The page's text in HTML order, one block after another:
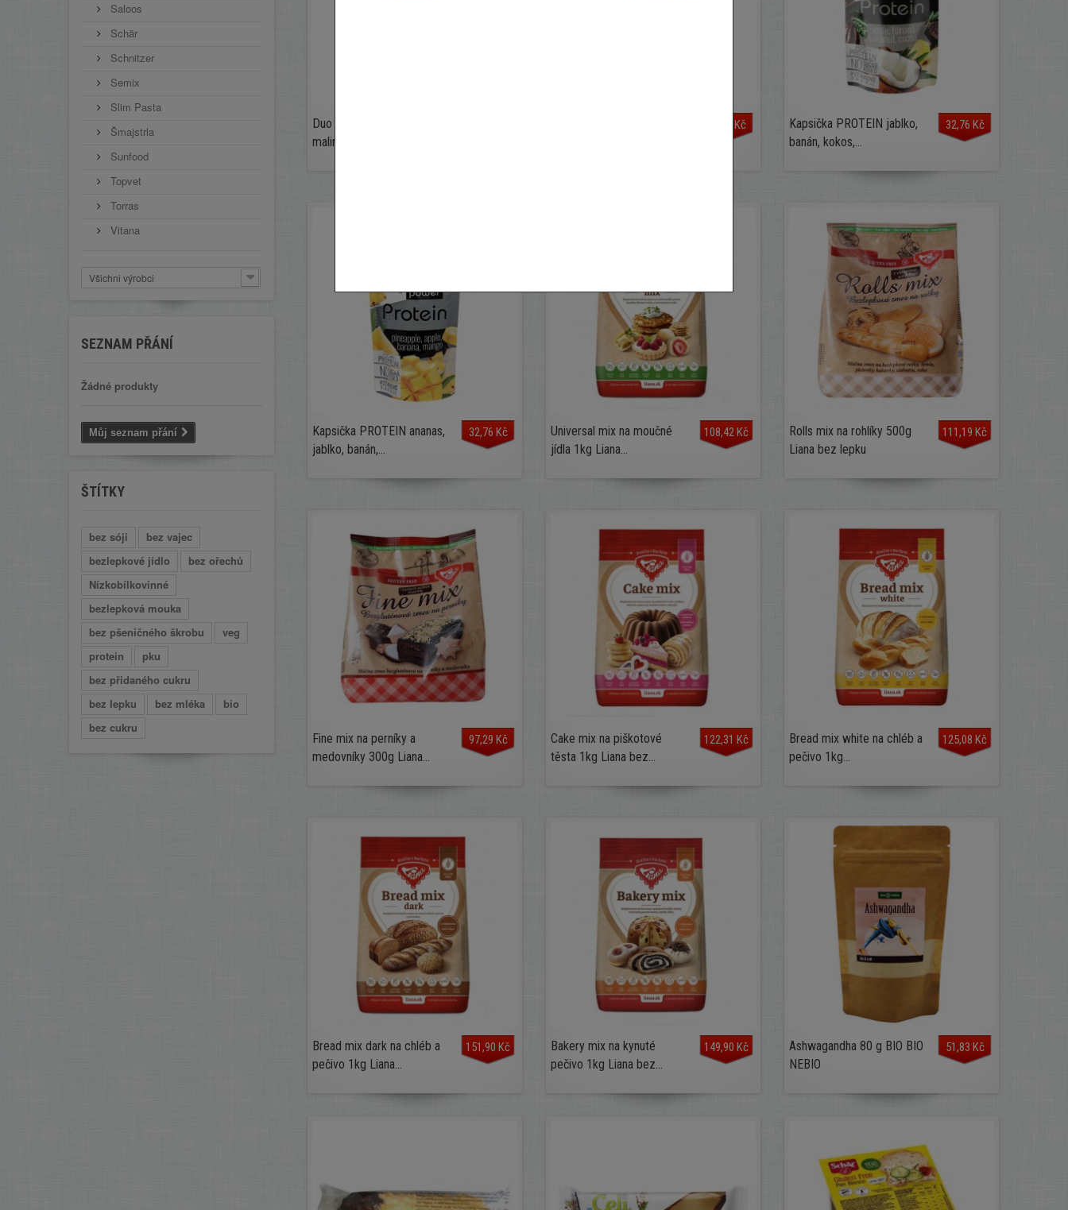
Saloos
Schär
Schnitzer
Semix
Slim Pasta
Šmajstrla
Sunfood
Topvet
Torras
Vitana
Všichni výrobci
SEZNAM PŘÁNÍ
Žádné produkty
Můj seznam přání
ŠTÍTKY
bez sóji
bez vajec
bezlepkové jídlo
bez ořechů
Nízkobílkovinné
bezlepková mouka
bez pšeničného škrobu
veg
protein
pku
bez přidaného cukru
bez lepku
bez mléka
bio
bez cukru
Duo zero 0,65 l s příchutí
malina bez...
32,76 Kč
Kapsička PROTEIN jablko,
banán, kokos,...
32,76 Kč
Kapsička PROTEIN ananas,
jablko, banán,...
32,76 Kč
Universal mix na moučné
jídla 1kg Liana...
108,42 Kč
Rolls mix na rohlíky 500g
Liana bez lepku
111,19 Kč
Fine mix na perníky a
medovníky 300g Liana...
97,29 Kč
Cake mix na piškotové
těsta 1kg Liana bez...
122,31 Kč
Bread mix white na chléb a
pečivo 1kg...
125,08 Kč
Bread mix dark na chléb a
pečivo 1kg Liana...
151,90 Kč
Bakery mix na kynuté
pečivo 1kg Liana bez...
149,90 Kč
Ashwagandha 80 g BIO BIO
NEBIO
51,83 Kč